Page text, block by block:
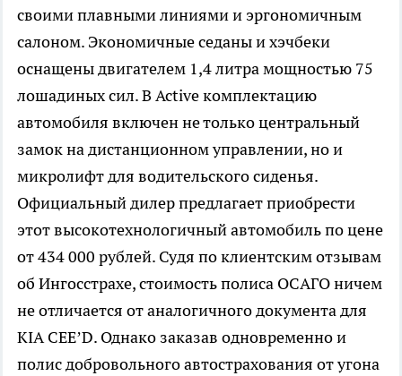
своими плавными линиями и эргономичным
салоном. Экономичные седаны и хэчбеки
оснащены двигателем 1,4 литра мощностью 75
лошадиных сил. В Active комплектацию
автомобиля включен не только центральный
замок на дистанционном управлении, но и
микролифт для водительского сиденья.
Официальный дилер предлагает приобрести
этот высокотехнологичный автомобиль по цене
от 434 000 рублей. Судя по клиентским отзывам
об Ингосстрахе, стоимость полиса ОСАГО ничем
не отличается от аналогичного документа для
KIA CEE’D. Однако заказав одновременно и
полис добровольного автострахования от угона